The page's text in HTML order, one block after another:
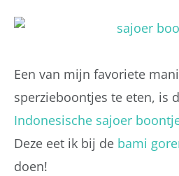
Een van mijn favoriete
sperzieboontjes te eten, is
Indonesische sajoer
Deze eet ik bij de bami
doen!